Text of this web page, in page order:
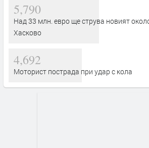
5,790
Над 33 млн. евро ще струва новият
Хасково
4,692
Моторист пострада при удар с кола